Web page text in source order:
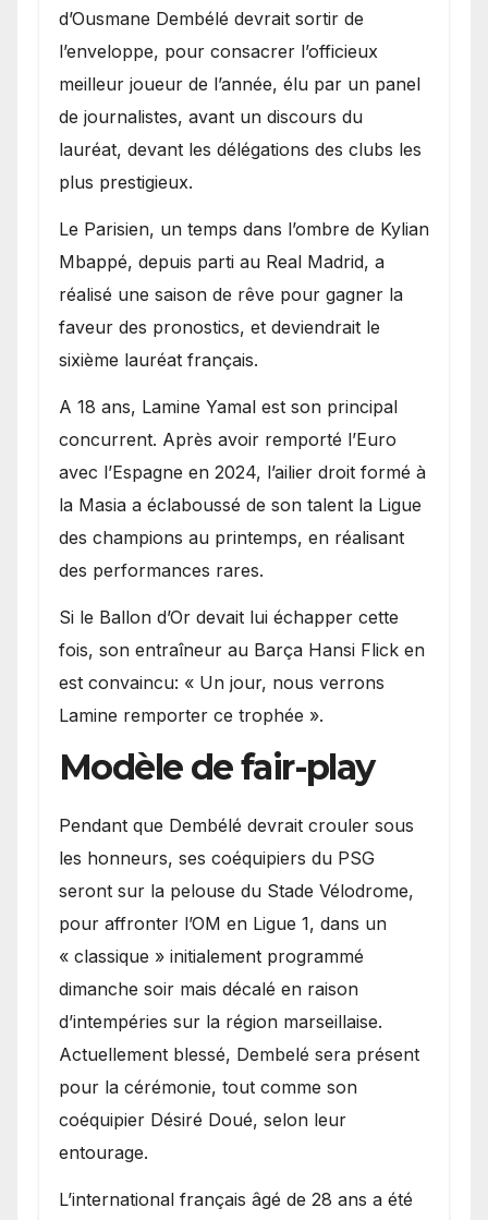
d’Ousmane Dembélé devrait sortir de
l’enveloppe, pour consacrer l’officieux
meilleur joueur de l’année, élu par un panel
de journalistes, avant un discours du
lauréat, devant les délégations des clubs les
plus prestigieux.
Le Parisien, un temps dans l’ombre de Kylian
Mbappé, depuis parti au Real Madrid, a
réalisé une saison de rêve pour gagner la
faveur des pronostics, et deviendrait le
sixième lauréat français.
A 18 ans, Lamine Yamal est son principal
concurrent. Après avoir remporté l’Euro
avec l’Espagne en 2024, l’ailier droit formé à
la Masia a éclaboussé de son talent la Ligue
des champions au printemps, en réalisant
des performances rares.
Si le Ballon d’Or devait lui échapper cette
fois, son entraîneur au Barça Hansi Flick en
est convaincu: « Un jour, nous verrons
Lamine remporter ce trophée ».
Modèle de fair-play
Pendant que Dembélé devrait crouler sous
les honneurs, ses coéquipiers du PSG
seront sur la pelouse du Stade Vélodrome,
pour affronter l’OM en Ligue 1, dans un
« classique » initialement programmé
dimanche soir mais décalé en raison
d’intempéries sur la région marseillaise.
Actuellement blessé, Dembelé sera présent
pour la cérémonie, tout comme son
coéquipier Désiré Doué, selon leur
entourage.
L’international français âgé de 28 ans a été